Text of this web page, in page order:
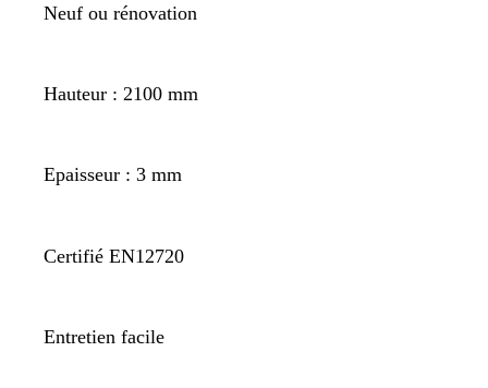
Neuf ou rénovation
Hauteur : 2100 mm
Epaisseur : 3 mm
Certifié EN12720
Entretien facile